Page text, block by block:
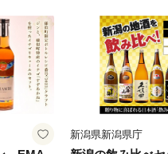
uper dry 11回 缶
フト 内祝い 茨城
料無料
新潟県新潟県庁